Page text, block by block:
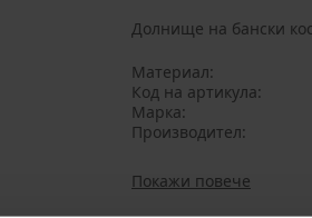
Долнище на бански
Материал
Код на артикула
Марка
Производител
Покажи повече